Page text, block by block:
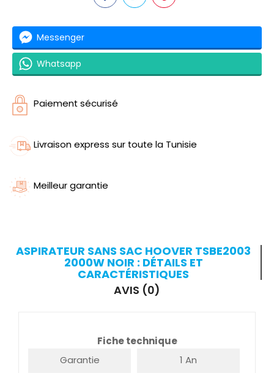
Messenger
Whatsapp
Paiement sécurisé
Livraison express sur toute la Tunisie
Meilleur garantie
ASPIRATEUR SANS SAC HOOVER TSBE2003
2000W NOIR : DÉTAILS ET
CARACTÉRISTIQUES
AVIS (0)
Fiche technique
Garantie
1 An